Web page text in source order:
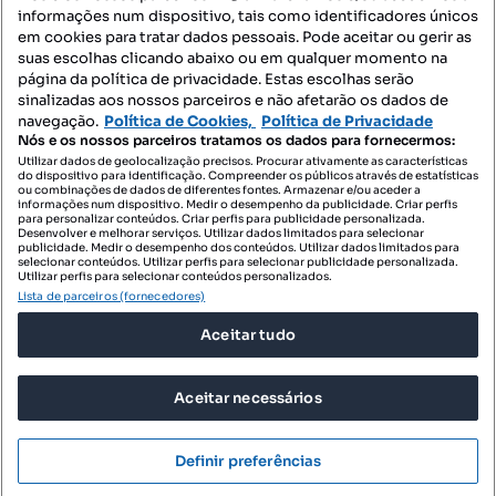
Mapa do Site
Contacte-nos
SIGA-NOS:
DESCARREGAR NA:
© 2026 Imovirtual.com, OLX Portugal, S.A.
TERMOS DE UTILIZAÇÃO
POLÍTICA DE PRIVACIDADE
CONFIGURAÇÕES DE PRIVACIDADE
informações num dispositivo, tais como identificadores únicos
em cookies para tratar dados pessoais. Pode aceitar ou gerir as
suas escolhas clicando abaixo ou em qualquer momento na
página da política de privacidade. Estas escolhas serão
sinalizadas aos nossos parceiros e não afetarão os dados de
navegação. Política de Cookies, Política de Privacidade
Nós e os nossos parceiros tratamos os dados para fornecermos:
Utilizar dados de geolocalização precisos. Procurar ativamente as características
do dispositivo para identificação. Compreender os públicos através de estatísticas
ou combinações de dados de diferentes fontes. Armazenar e/ou aceder a
informações num dispositivo. Medir o desempenho da publicidade. Criar perfis
para personalizar conteúdos. Criar perfis para publicidade personalizada.
Desenvolver e melhorar serviços. Utilizar dados limitados para selecionar
publicidade. Medir o desempenho dos conteúdos. Utilizar dados limitados para
selecionar conteúdos. Utilizar perfis para selecionar publicidade personalizada.
Utilizar perfis para selecionar conteúdos personalizados.
Lista de parceiros (fornecedores)
Aceitar tudo
Aceitar necessários
Definir preferências